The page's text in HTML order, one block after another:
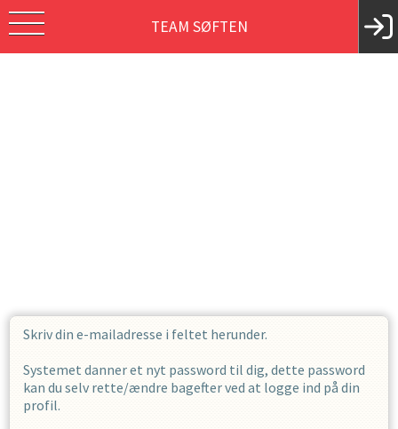
TEAM SØFTEN
Skriv din e-mailadresse i feltet herunder.
Systemet danner et nyt password til dig, dette password
kan du selv rette/ændre bagefter ved at logge ind på din
profil.